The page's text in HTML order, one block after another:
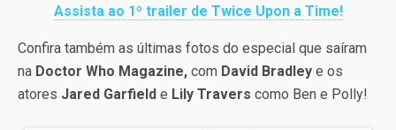
Assista ao 1º trailer de Twice Upon a Time!
Confira também as últimas fotos do especial que saíram
na Doctor Who Magazine, com David Bradley e os
atores Jared Garfield e Lily Travers como Ben e Polly!